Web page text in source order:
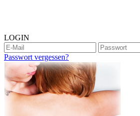
LOGIN
Passwort vergessen?